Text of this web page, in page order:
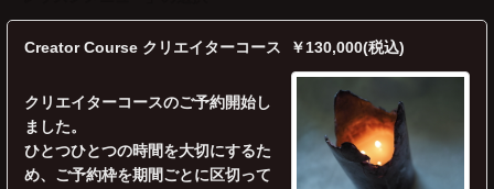
Creator Course クリエイターコース ￥130,000(税込)
クリエイターコースのご予約開始し
ました。
ひとつひとつの時間を大切にするた
め、ご予約枠を期間ごとに区切って